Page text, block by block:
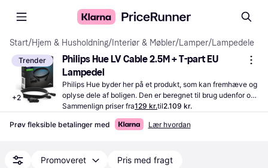
Start/Hjem & Husholdning/ Interiør & Møbler/Lamper/Lampedele
Trender
+2
Philips Hue LV Cable 2.5M + T-part EU
Lampedel
Philips Hue byder her på et produkt, som kan fremhæve og
oplyse dele af boligen. Den er beregnet til brug udenfor og
er noget for dig, der vil have en oplyst bolig.
Sammenlign priser fra129 kr.til2.109 kr.
Prøv fleksible betalinger med Lær hvordan
Promoveret Pris med fragt